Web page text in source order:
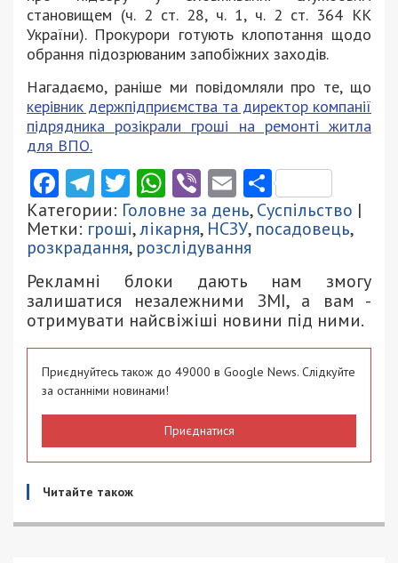
становищем (ч. 2 ст. 28, ч. 1, ч. 2 ст. 364 КК
України). Прокурори готують клопотання щодо
обрання підозрюваним запобіжних заходів.
Нагадаємо, раніше ми повідомляли про те, що
керівник держпідприємства та директор компанії
підрядника розікрали гроші на ремонті житла
для ВПО.
Facebook
Telegram
Twitter
WhatsApp
ViberEmail
Категории: Головне за день,Суспільство |
Метки: гроші,лікарня, НСЗУ, посадовець,
розкрадання, розслідування
Рекламні блоки дають нам змогу
залишатися незалежними ЗМІ, а вам -
отримувати найсвіжіші новини під ними.
Приєднуйтесь також до 49000 в Google News. Слідкуйте
за останніми новинами!
Приєднатися
Читайте також